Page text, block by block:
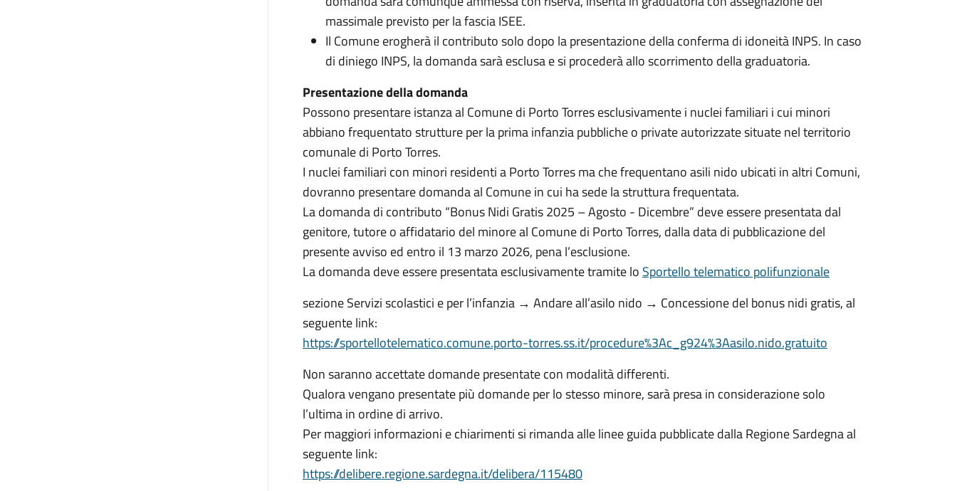
massimale previsto per la fascia ISEE.
Il Comune erogherà il contributo solo dopo la presentazione della conferma di idoneità INPS. In caso
di diniego INPS, la domanda sarà esclusa e si procederà allo scorrimento della graduatoria.
Presentazione della domanda
Possono presentare istanza al Comune di Porto Torres esclusivamente i nuclei familiari i cui minori
abbiano frequentato strutture per la prima infanzia pubbliche o private autorizzate situate nel territorio
comunale di Porto Torres.
I nuclei familiari con minori residenti a Porto Torres ma che frequentano asili nido ubicati in altri Comuni,
dovranno presentare domanda al Comune in cui ha sede la struttura frequentata.
La domanda di contributo “Bonus Nidi Gratis 2025 – Agosto - Dicembre” deve essere presentata dal
genitore, tutore o affidatario del minore al Comune di Porto Torres, dalla data di pubblicazione del
presente avviso ed entro il 13 marzo 2026, pena l’esclusione.
La domanda deve essere presentata esclusivamente tramite lo Sportello telematico polifunzionale
sezione Servizi scolastici e per l’infanzia → Andare all’asilo nido → Concessione del bonus nidi gratis, al
seguente link:
https://sportellotelematico.comune.porto-torres.ss.it/procedure%3Ac_g924%3Aasilo.nido.gratuito
Non saranno accettate domande presentate con modalità differenti.
Qualora vengano presentate più domande per lo stesso minore, sarà presa in considerazione solo
l’ultima in ordine di arrivo.
Per maggiori informazioni e chiarimenti si rimanda alle linee guida pubblicate dalla Regione Sardegna al
seguente link:
https://delibere.regione.sardegna.it/delibera/115480